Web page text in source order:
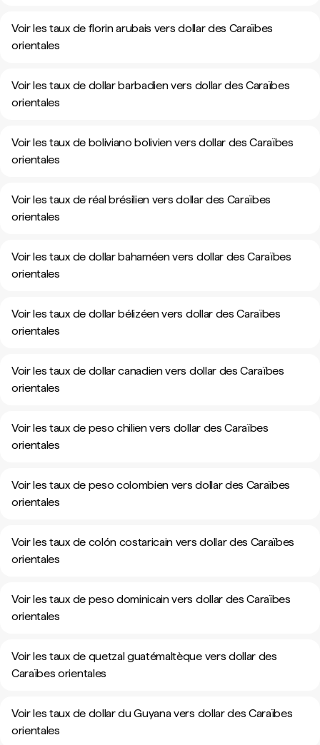
Voir les taux de florin arubais vers dollar des Caraïbes
orientales
Voir les taux de dollar barbadien vers dollar des Caraïbes
orientales
Voir les taux de boliviano bolivien vers dollar des Caraïbes
orientales
Voir les taux de réal brésilien vers dollar des Caraïbes
orientales
Voir les taux de dollar bahaméen vers dollar des Caraïbes
orientales
Voir les taux de dollar bélizéen vers dollar des Caraïbes
orientales
Voir les taux de dollar canadien vers dollar des Caraïbes
orientales
Voir les taux de peso chilien vers dollar des Caraïbes
orientales
Voir les taux de peso colombien vers dollar des Caraïbes
orientales
Voir les taux de colón costaricain vers dollar des Caraïbes
orientales
Voir les taux de peso dominicain vers dollar des Caraïbes
orientales
Voir les taux de quetzal guatémaltèque vers dollar des
Caraïbes orientales
Voir les taux de dollar du Guyana vers dollar des Caraïbes
orientales